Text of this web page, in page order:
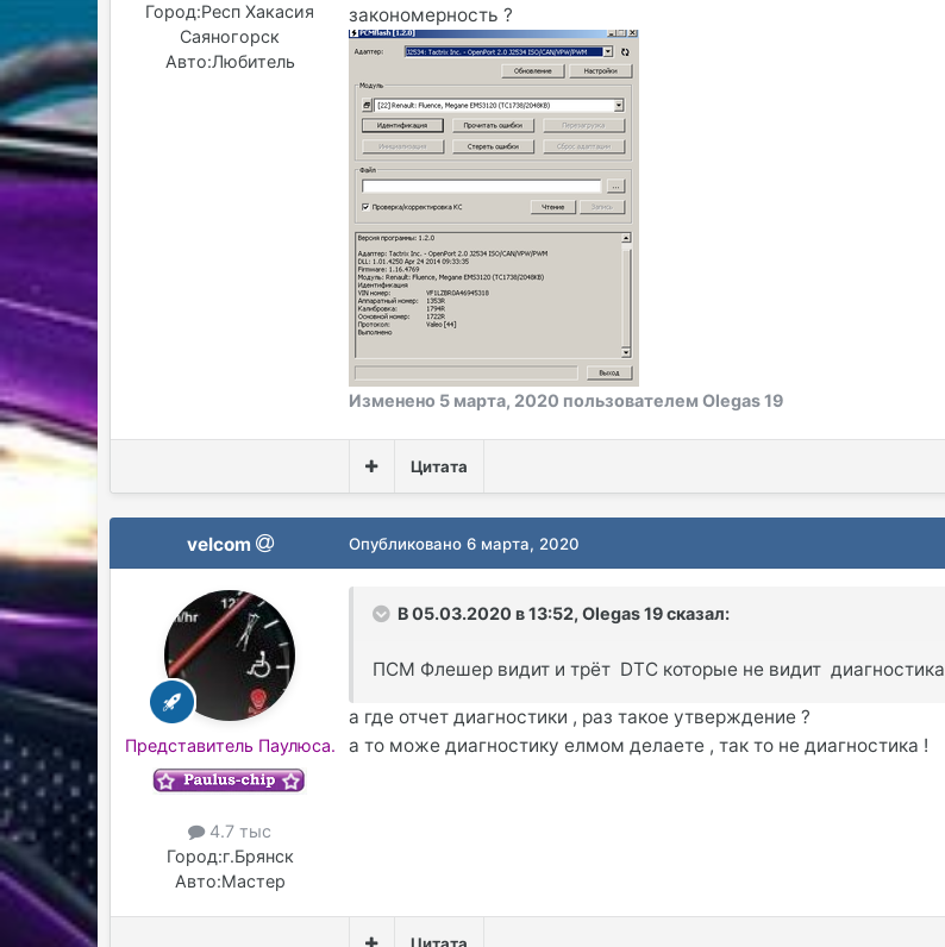
Город:Респ Хакасия
Саяногорск
Авто:Любитель
закономерность ?
Изменено 5 марта, 2020 пользователем Olegas 19
Цитата
velcom
Представитель Паулюса.
4.7 тыс
Город:г.Брянск
Авто:Мастер
Опубликовано6 марта, 2020
В 05.03.2020 в 13:52,Olegas 19сказал:
ПСМ Флешер видит и трёт DTC которые не видит диагностика
а где отчет диагностики , раз такое утверждение ?
а то може диагностику елмом делаете , так то не диагностика !